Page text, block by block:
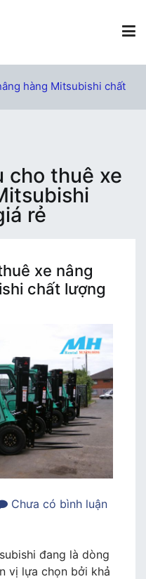
hàng Mitsubishi chất
cho thuê xe
rẻ
xe nâng
chất lượng
Chưa có bình luận
đang là dòng
vị lựa chọn bởi khả